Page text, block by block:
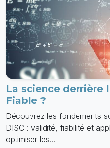
La science derrière
Fiable ?
Découvrez les fondements
DISC : validité, fiabilité et
optimiser les...